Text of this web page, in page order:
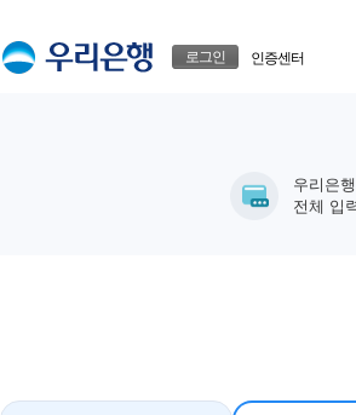
로그인 인증센터
우리은
전체 입